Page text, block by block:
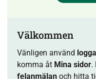
Välkommen
Vänligen använd
komma åt Mina sidor.
felanmälan och hitta